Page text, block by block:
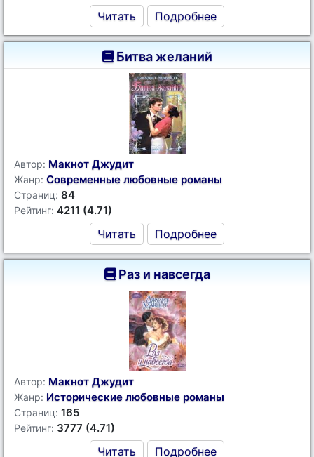
Читать Подробнее
Битва желаний
Автор: Макнот Джудит
Жанр: Современные любовные романы
Страниц: 84
Рейтинг: 4211 (4.71)
Читать Подробнее
Раз и навсегда
Автор: Макнот Джудит
Жанр: Исторические любовные романы
Страниц: 165
Рейтинг: 3777 (4.71)
Читать Подробнее